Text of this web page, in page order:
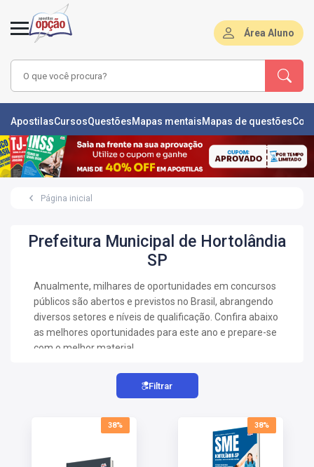
Área Aluno
ApostilasCursosQuestõesMapas mentaisMapas de questões
Página inicial
Prefeitura Municipal de Hortolândia
SP
Anualmente, milhares de oportunidades em concursos
públicos são abertos e previstos no Brasil, abrangendo
diversos setores e níveis de qualificação. Confira abaixo
as melhores oportunidades para este ano e prepare-se
com o melhor material.
Filtrar
38% 38%